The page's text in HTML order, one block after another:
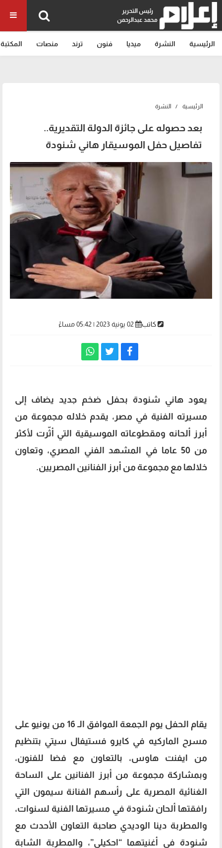
رئيس التحرير
محمد عبدالرحمن
الرئيسية النشرة ميديا فنون ترند منصات المكتبة
الرئيسية النشرة
بعد حصوله على جائزة الدولة التقديرية..
تفاصيل حفل الموسيقار هاني شنودة
كاتب
يعود هاني شنودة بحفل ضخم جديد يضاف إلى
مسيرته الفنية في مصر، يقدم خلاله مجموعة من
أبرز ألحانه ومقطوعاته الموسيقية التي أثّرت لأكثر
من 50 عاما في المشهد الفني المصري، وتعاون
خلالها مع مجموعة من أبرز الفنانين المصريين.
يقام الحفل يوم الجمعة الموافق الـ 16 من يونيو على
مسرح الماركيه في كايرو فستيفال سيتي بتنظيم
من ايفنت هاوس، بالتعاون مع فضا للفنون،
وبمشاركة مجموعة من أبرز الفنانين على الساحة
الغنائية المصرية على رأسهم الفنانة سيمون التي
رافقتها ألحان شنودة في مسيرتها الفنية لسنوات،
والمطربة دينا الوديدي صاحبة التعاون الأحدث مع
شنودة في أغنيتهما “احكيلي”، والمطربة الشابة